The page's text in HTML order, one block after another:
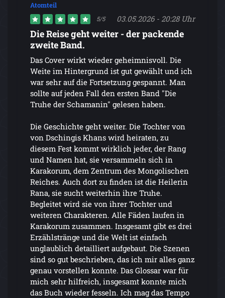
Atomteil
5/5 03.05.2026 - 20:28 Uhr
Die Reise geht weiter - der packende
zweite Band.
Das Cover wirkt wieder geheimnisvoll. Die
Weite im Hintergrund ist gut gewählt und ich
war sehr auf die Fortsetzung gespannt. Man
sollte auf jeden Fall den ersten Band "Die
Truhe der Schamanin" gelesen haben.
Die Geschichte geht weiter. Die Tochter von
von Dschingis Khans wird heiraten, zu
diesem Fest kommt wirklich jeder, der Rang
und Namen hat, sie versammeln sich in
Karakorum, dem Zentrum des Mongolischen
Reiches. Auch dort zu finden ist die Heilerin
Rana, sie sucht weiterhin ihre Truhe.
Begleitet wird sie von ihrer Tochter und
weiteren Charakteren. Alle Fäden laufen in
Karakorum zusammen. Insgesamt gibt es drei
Erzählstränge und die Welt ist einfach
unglaublich detailliert aufgebaut. Die Szenen
sind so gut beschrieben, das ich mir alles ganz
genau vorstellen konnte. Das Glossar war für
mich sehr hilfreich, insgesamt konnte mich
das Buch wieder fesseln. Ich mag das Tempo